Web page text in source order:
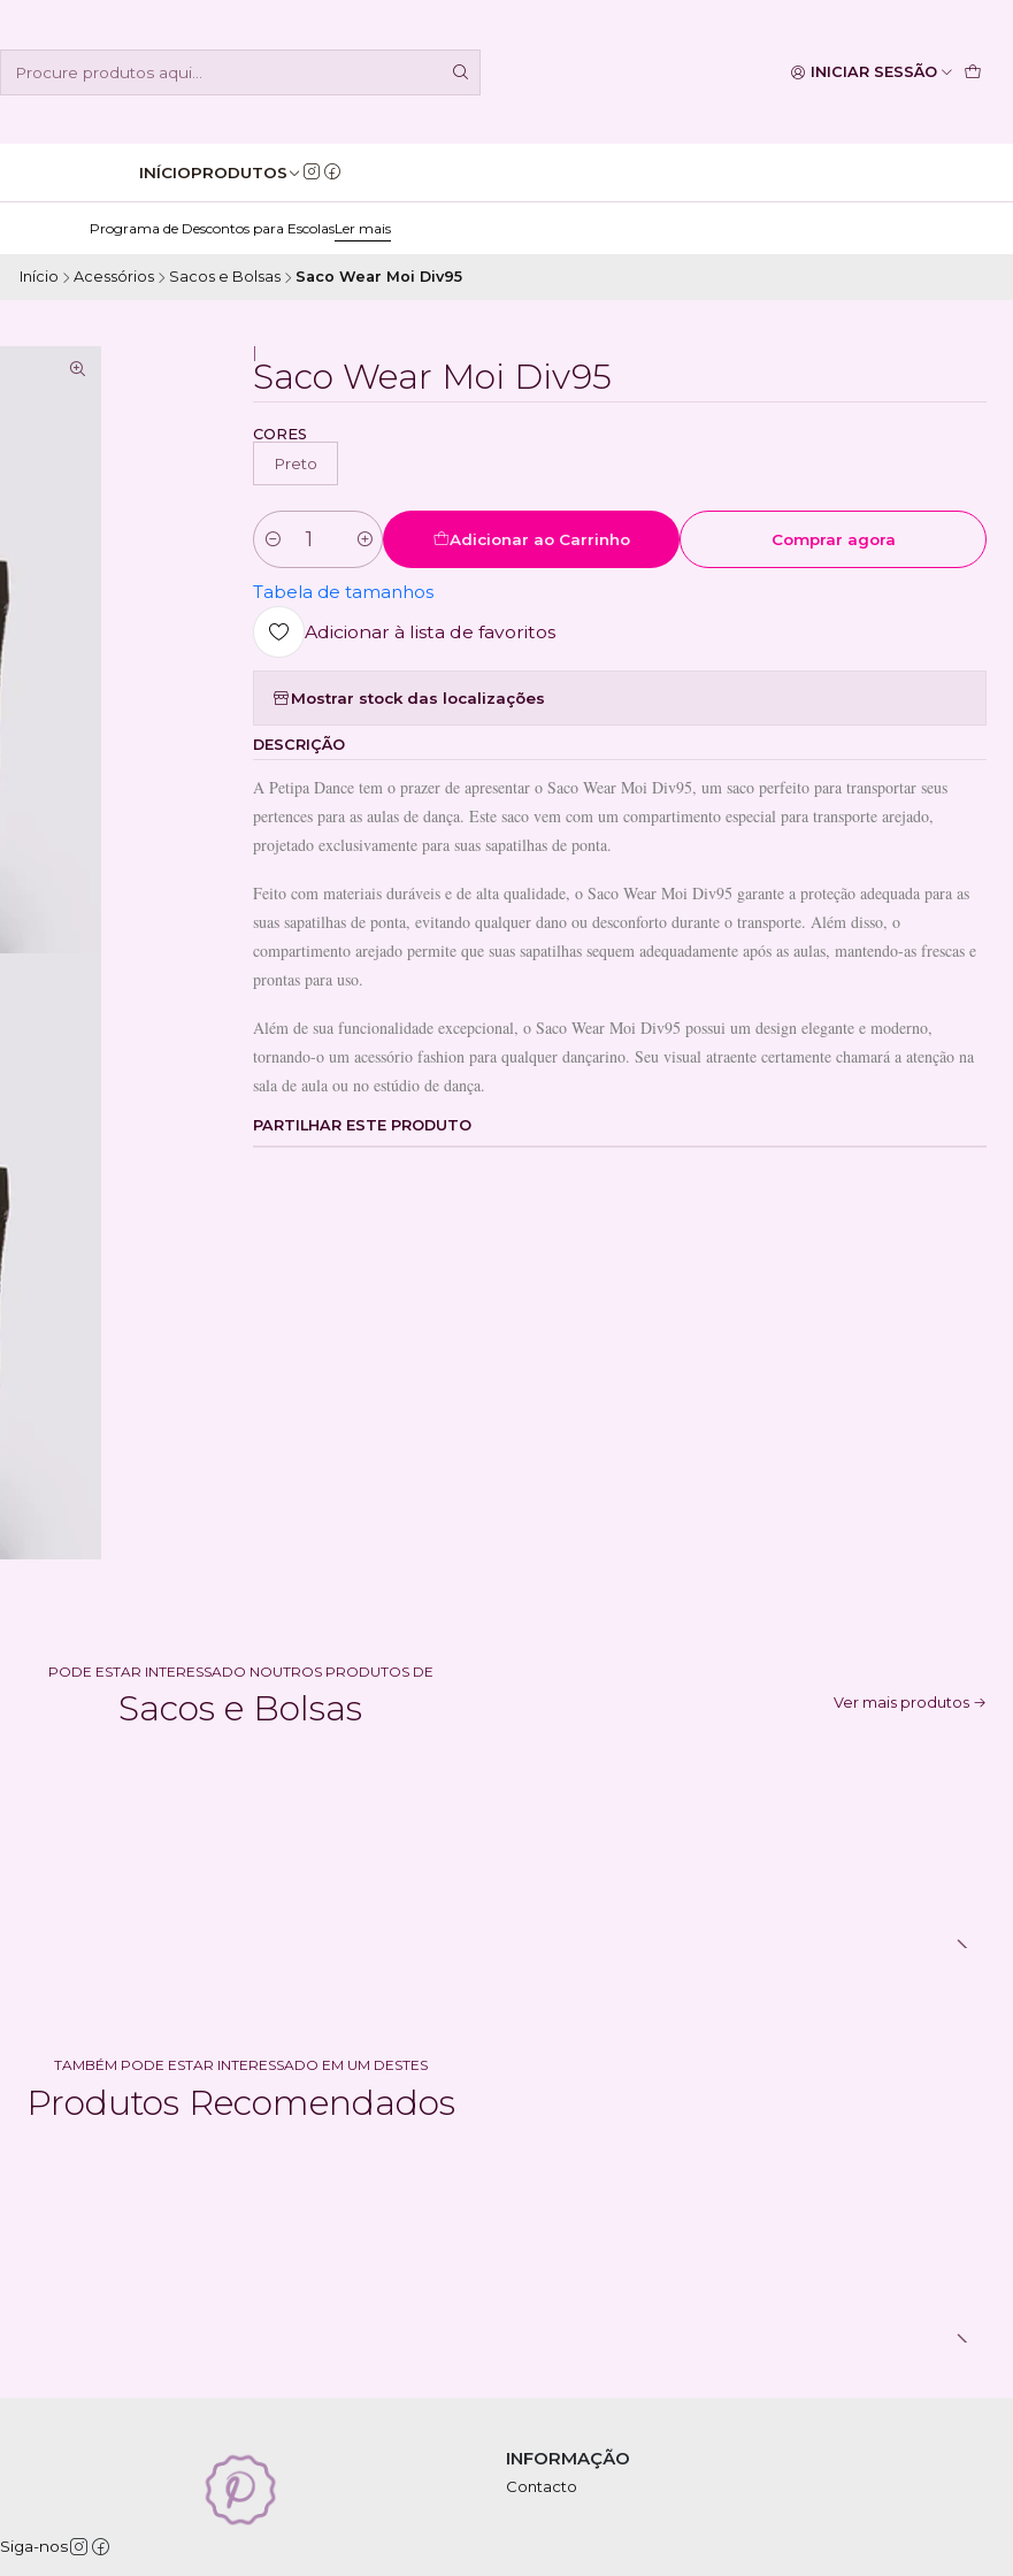
INICIAR SESSÃO
INÍCIOPRODUTOS
Programa de Descontos para EscolasLer mais
Início Acessórios Sacos e Bolsas Saco Wear Moi Div95
Saco Wear Moi Div95
CORES
Preto
Quantidade
Adicionar ao Carrinho Comprar agora
Tabela de tamanhos
Adicionar à lista de favoritos
Mostrar stock das localizações
DESCRIÇÃO
A Petipa Dance tem o prazer de apresentar o Saco Wear Moi Div95, um saco perfeito para transportar seus
pertences para as aulas de dança. Este saco vem com um compartimento especial para transporte arejado,
projetado exclusivamente para suas sapatilhas de ponta.
Feito com materiais duráveis e de alta qualidade, o Saco Wear Moi Div95 garante a proteção adequada para as
suas sapatilhas de ponta, evitando qualquer dano ou desconforto durante o transporte. Além disso, o
compartimento arejado permite que suas sapatilhas sequem adequadamente após as aulas, mantendo-as frescas e
prontas para uso.
Além de sua funcionalidade excepcional, o Saco Wear Moi Div95 possui um design elegante e moderno,
tornando-o um acessório fashion para qualquer dançarino. Seu visual atraente certamente chamará a atenção na
sala de aula ou no estúdio de dança.
PARTILHAR ESTE PRODUTO
PODE ESTAR INTERESSADO NOUTROS PRODUTOS DE
Sacos e Bolsas Ver mais produtos
TAMBÉM PODE ESTAR INTERESSADO EM UM DESTES
Produtos Recomendados
Siga-nos
INFORMAÇÃO
Contacto